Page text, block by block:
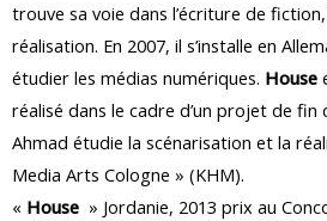
trouve sa voie dans l’écriture de
réalisation. En 2007, il s’installe en
étudier les médias numériques. House
réalisé dans le cadre d’un projet de fin
Ahmad étudie la scénarisation et la
Media Arts Cologne » (KHM).
« House » Jordanie, 2013 prix au